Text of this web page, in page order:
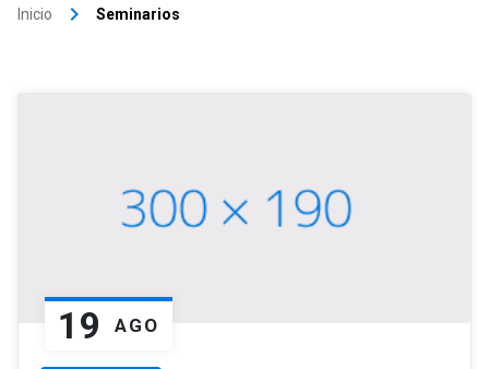
Inicio keyboard_arrow_right Seminarios
19 AGO